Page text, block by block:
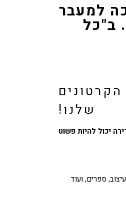
למעבר
ב"כל
שלנו!
יכול להיות פשוט
ספרים, ועוד